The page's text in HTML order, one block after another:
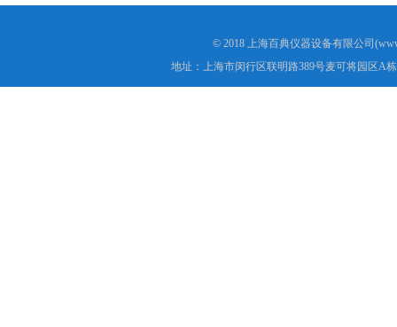
© 2018 上海百典仪器设备有限公司
地址：上海市闵行区联明路389号麦可将园区A